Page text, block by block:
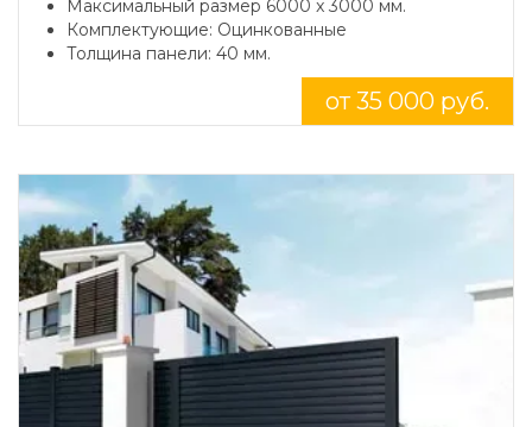
Максимальный размер 6000 x 3000 мм.
Комплектующие: Оцинкованные
Толщина панели: 40 мм.
от 35 000 руб.